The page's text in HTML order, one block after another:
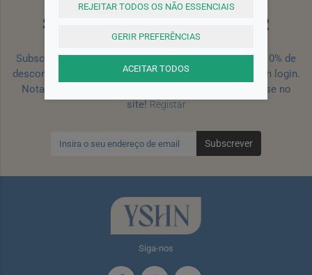
SUBSCREVA A NEWSLETTER
Subscreva a nossa newsletter e receba um cupão de 10% de
desconto para a sua próxima encomenda efetuada com login.
Nota: Para receber o cupão deverá primeiro registar-se no
site! Registar
Subscrever
Siga-nos
REJEITAR TODOS OS NÃO ESSENCIAIS
GERIR PREFERÊNCIAS
ACEITAR TODOS